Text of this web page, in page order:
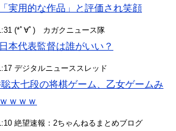
実用的な作品」と評価され笑顔
(*ﾟ∀ﾟ)ゞカガクニュース隊
本代表監督は誰がいい？
デジタルニューススレッド
太七段の将棋ゲーム、乙女ゲームみ
ｗｗｗ
絶望速報：2ちゃんねるまとめブログ